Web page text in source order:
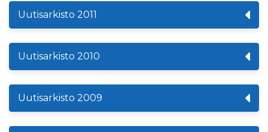
Uutisarkisto 2011
Uutisarkisto 2010
Uutisarkisto 2009